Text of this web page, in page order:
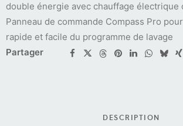
double énergie avec chauffage électrique
Panneau de commande Compass Pro
rapide et facile du programme de lavage
Partager
DESCRIPTION